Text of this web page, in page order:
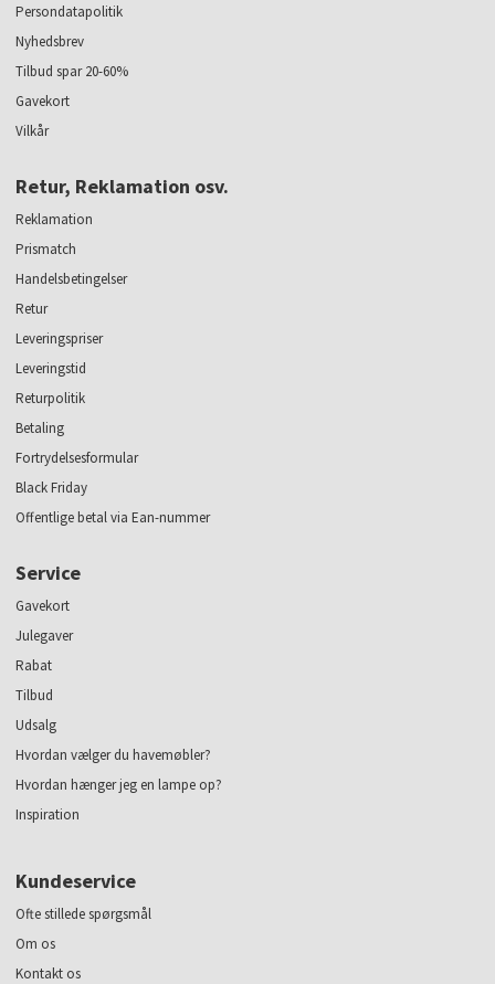
Persondatapolitik
Nyhedsbrev
Tilbud spar 20-60%
Gavekort
Vilkår
Retur, Reklamation osv.
Reklamation
Prismatch
Handelsbetingelser
Retur
Leveringspriser
Leveringstid
Returpolitik
Betaling
Fortrydelsesformular
Black Friday
Offentlige betal via Ean-nummer
Service
Gavekort
Julegaver
Rabat
Tilbud
Udsalg
Hvordan vælger du havemøbler?
Hvordan hænger jeg en lampe op?
Inspiration
Kundeservice
Ofte stillede spørgsmål
Om os
Kontakt os